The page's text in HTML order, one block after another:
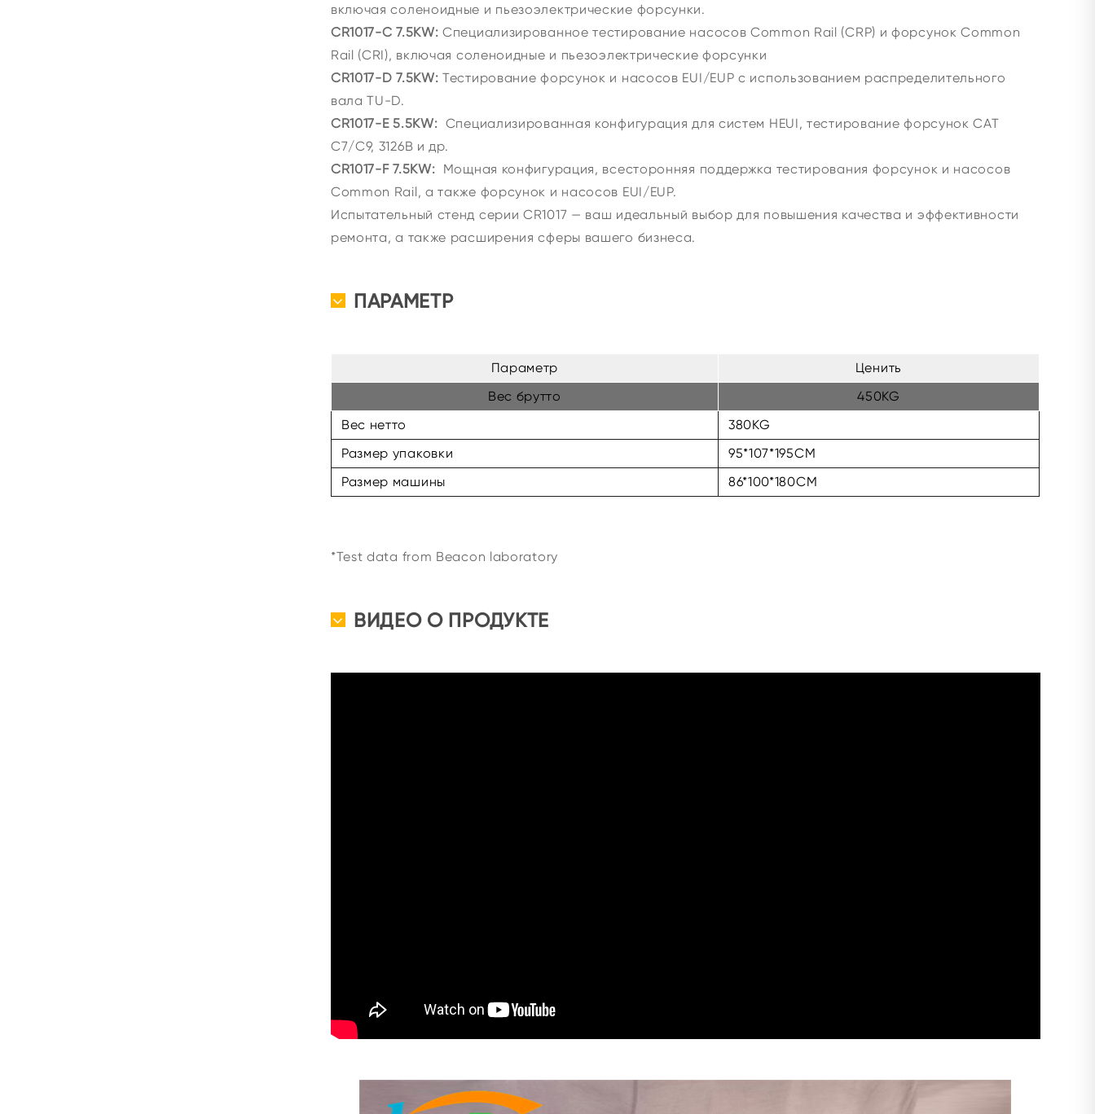
включая соленоидные и пьезоэлектрические форсунки.
CR1017-C 7.5KW: Специализированное тестирование насосов Common Rail (CRP) и форсунок Common
Rail (CRI), включая соленоидные и пьезоэлектрические форсунки
CR1017-D 7.5KW: Тестирование форсунок и насосов EUI/EUP с использованием распределительного
вала TU-D.
CR1017-E 5.5KW: Специализированная конфигурация для систем HEUI, тестирование форсунок CAT
C7/C9, 3126B и др.
CR1017-F 7.5KW: Мощная конфигурация, всесторонняя поддержка тестирования форсунок и насосов
Common Rail, а также форсунок и насосов EUI/EUP.
Испытательный стенд серии CR1017 — ваш идеальный выбор для повышения качества и эффективности
ремонта, а также расширения сферы вашего бизнеса.
ПАРАМЕТР
Параметр
Ценить
Вес брутто
450KG
Вес нетто
380KG
Размер упаковки
95*107*195CM
Размер машины
86*100*180CM
*Test data from Beacon laboratory
ВИДЕО О ПРОДУКТЕ